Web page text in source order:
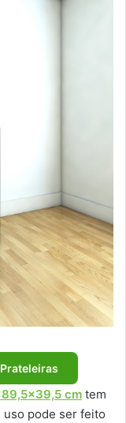
cm tem
uso pode ser feito